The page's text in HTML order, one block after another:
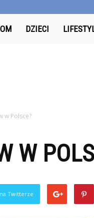
DZIECI
w Polsce?
W
Twitterze